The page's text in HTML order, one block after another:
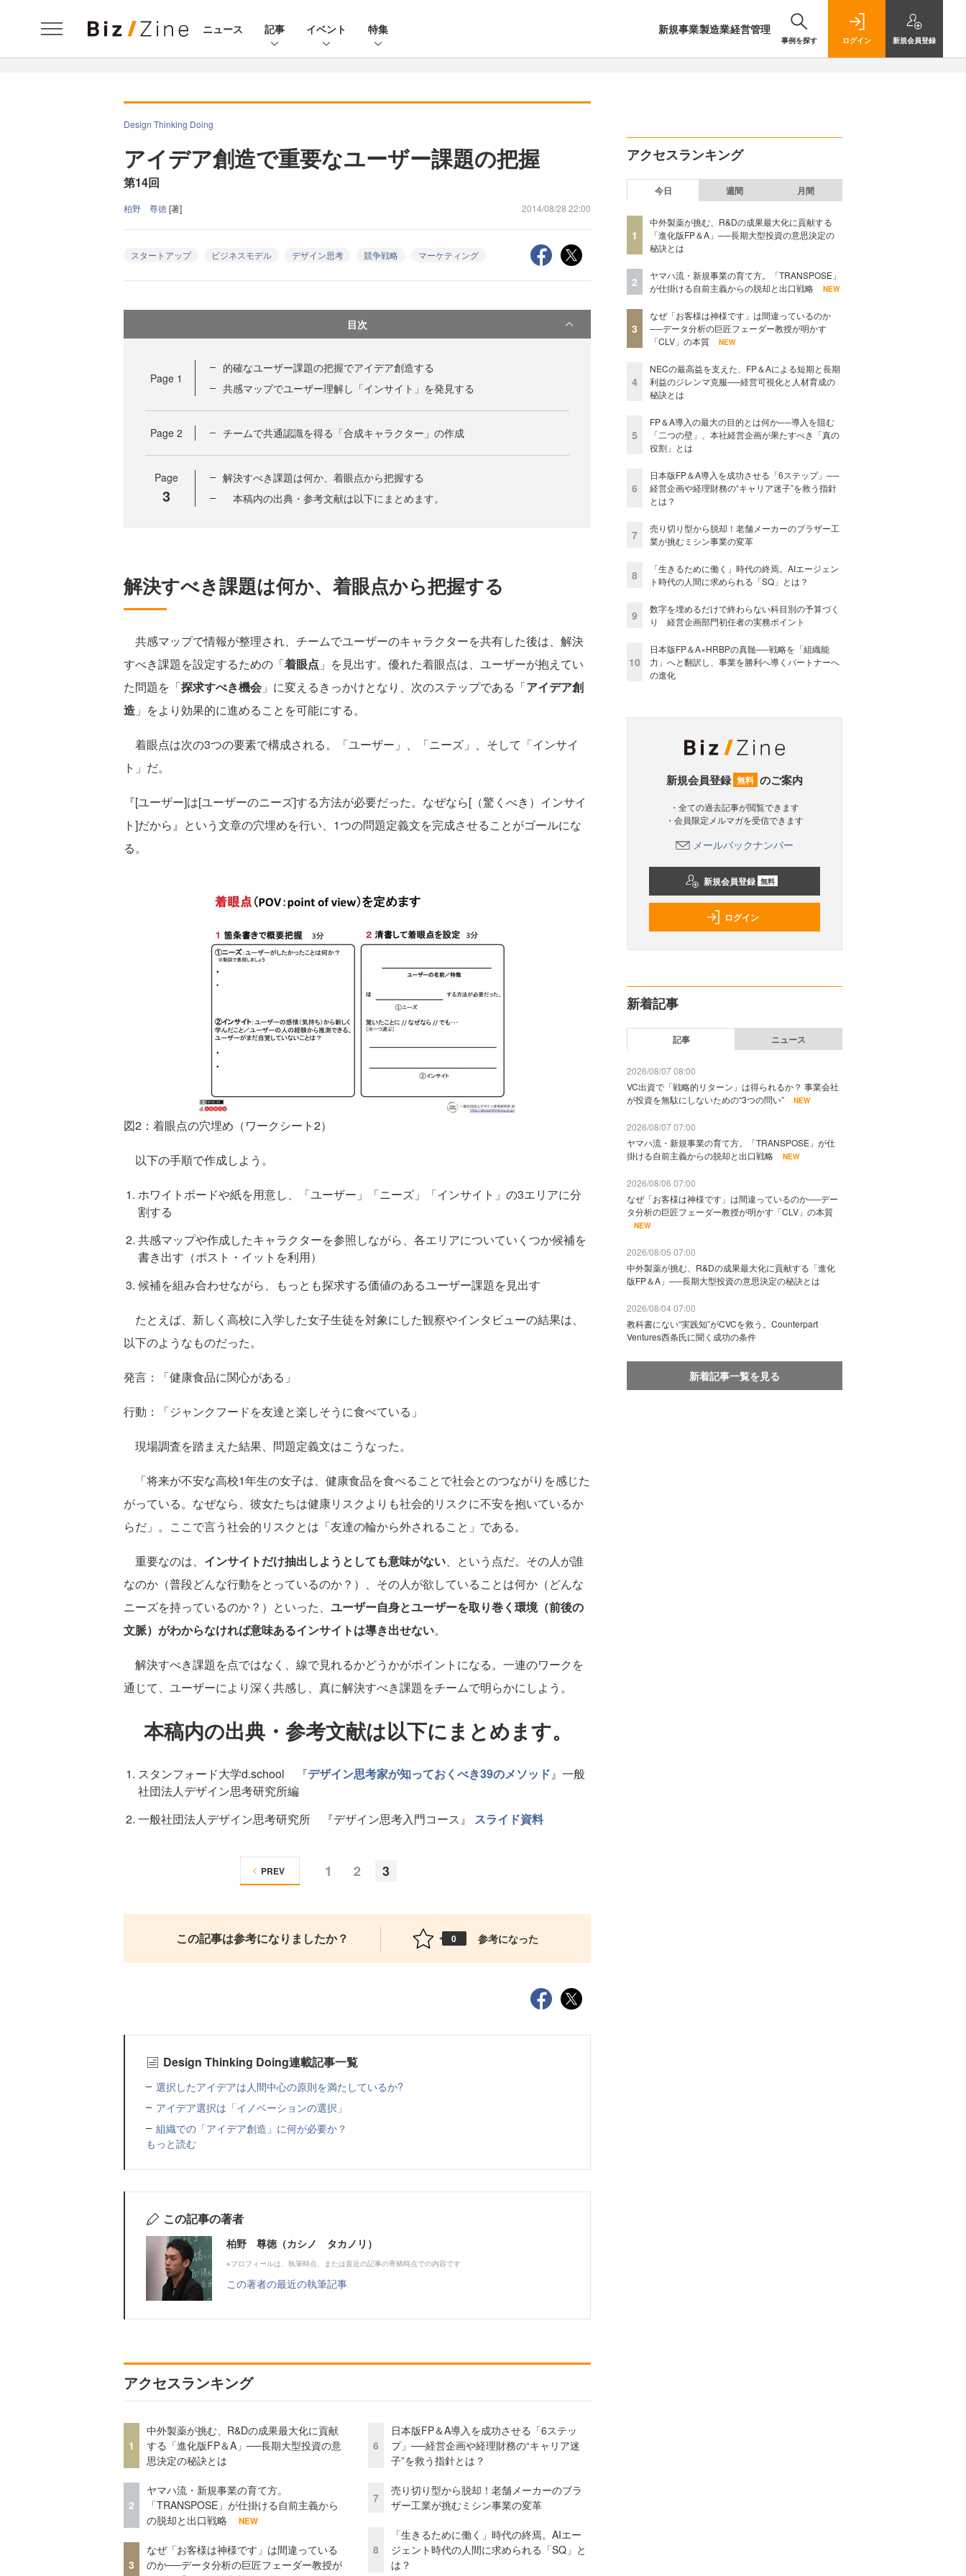
ニュース 記事 イベント 特集 新規事業製造業経営管理
事例を探す ログイン 新規会員登録
Design Thinking Doing
アイデア創造で重要なユーザー課題の把握
第14回
柏野 尊徳[著] 2014/08/28 22:00
スタートアップ ビジネスモデル デザイン思考 競争戦略 マーケティング
目次
Page 1
的確なユーザー課題の把握でアイデア創造する
共感マップでユーザー理解し「インサイト」を発見する
Page 2 チームで共通認識を得る「合成キャラクター」の作成
Page
3
解決すべき課題は何か、着眼点から把握する
本稿内の出典・参考文献は以下にまとめます。
解決すべき課題は何か、着眼点から把握する
共感マップで情報が整理され、チームでユーザーのキャラクターを共有した後は、解決
すべき課題を設定するための「着眼点 」を見出す。優れた着眼点は、ユーザーが抱えてい
た問題を「探求すべき機会 」に変えるきっかけとなり、次のステップである「アイデア創
造 」をより効果的に進めることを可能にする。
着眼点は次の3つの要素で構成される。「ユーザー」、「ニーズ」、そして「インサイ
ト」だ。
『[ユーザー]は[ユーザーのニーズ]する方法が必要だった。なぜなら[（驚くべき）インサイ
ト]だから』という文章の穴埋めを行い、1つの問題定義文を完成させることがゴールにな
る。
図2：着眼点の穴埋め（ワークシート2）
以下の手順で作成しよう。
ホワイトボードや紙を用意し、「ユーザー」「ニーズ」「インサイト」の3エリアに分
割する
共感マップや作成したキャラクターを参照しながら、各エリアについていくつか候補を
書き出す（ポスト・イットを利用）
候補を組み合わせながら、もっとも探求する価値のあるユーザー課題を見出す
たとえば、新しく高校に入学した女子生徒を対象にした観察やインタビューの結果は、
以下のようなものだった。
発言：「健康食品に関心がある」
行動：「ジャンクフードを友達と楽しそうに食べている」
現場調査を踏まえた結果、問題定義文はこうなった。
「将来が不安な高校1年生の女子は、健康食品を食べることで社会とのつながりを感じた
がっている。なぜなら、彼女たちは健康リスクよりも社会的リスクに不安を抱いているか
らだ」。ここで言う社会的リスクとは「友達の輪から外されること」である。
重要なのは、 インサイトだけ抽出しようとしても意味がない、という点だ。その人が誰
なのか（普段どんな行動をとっているのか？）、その人が欲していることは何か（どんな
ニーズを持っているのか？）といった、 ユーザー自身とユーザーを取り巻く環境（前後の
文脈）がわからなければ意味あるインサイトは導き出せない。
解決すべき課題を点ではなく、線で見れるかどうかがポイントになる。一連のワークを
通じて、ユーザーにより深く共感し、真に解決すべき課題をチームで明らかにしよう。
本稿内の出典・参考文献は以下にまとめます。
スタンフォード大学d.school 『デザイン思考家が知っておくべき39のメソッド』一般
社団法人デザイン思考研究所編
一般社団法人デザイン思考研究所 『デザイン思考入門コース』 スライド資料
1 2 3
PREV
この記事は参考になりましたか？ 0 参考になった
Design Thinking Doing連載記事一覧
選択したアイデアは人間中心の原則を満たしているか?
アイデア選択は「イノベーションの選択」
組織での「アイデア創造」に何が必要か？
もっと読む
この記事の著者
柏野 尊徳（カシノ タカノリ）
※プロフィールは、執筆時点、または直近の記事の寄稿時点での内容です
この著者の最近の執筆記事
アクセスランキング
1
中外製薬が挑む、R&Dの成果最大化に貢献
する「進化版FP＆A」──長期大型投資の意
思決定の秘訣とは
2
ヤマハ流・新規事業の育て方。
「TRANSPOSE」が仕掛ける自前主義から
の脱却と出口戦略
NEW
3
なぜ「お客様は神様です」は間違っている
のか──データ分析の巨匠フェーダー教授が
6
日本版FP＆A導入を成功させる「6ステッ
プ」──経営企画や経理財務の“キャリア迷
子”を救う指針とは？
7
売り切り型から脱却！老舗メーカーのブラ
ザー工業が挑むミシン事業の変革
8
「生きるために働く」時代の終焉。AIエー
ジェント時代の人間に求められる「SQ」と
は？
アクセスランキング
今日 週間 月間
1
中外製薬が挑む、R&Dの成果最大化に貢献する
「進化版FP＆A」──長期大型投資の意思決定の
秘訣とは
2
ヤマハ流・新規事業の育て方。「TRANSPOSE」
が仕掛ける自前主義からの脱却と出口戦略
NEW
3
なぜ「お客様は神様です」は間違っているのか
──データ分析の巨匠フェーダー教授が明かす
「CLV」の本質
NEW
4
NECの最高益を支えた、FP＆Aによる短期と長期
利益のジレンマ克服──経営可視化と人材育成の
秘訣とは
5
FP＆A導入の最大の目的とは何か──導入を阻む
「二つの壁」、本社経営企画が果たすべき「真の
役割」とは
6
日本版FP＆A導入を成功させる「6ステップ」──
経営企画や経理財務の“キャリア迷子”を救う指針
とは？
7
売り切り型から脱却！老舗メーカーのブラザー工
業が挑むミシン事業の変革
8
「生きるために働く」時代の終焉。AIエージェン
ト時代の人間に求められる「SQ」とは？
9
数字を埋めるだけで終わらない科目別の予算づく
り 経営企画部門初任者の実務ポイント
10
日本版FP＆A×HRBPの真髄──戦略を「組織能
力」へと翻訳し、事業を勝利へ導くパートナーへ
の進化
新規会員登録 無料 のご案内
・全ての過去記事が閲覧できます
・会員限定メルマガを受信できます
メールバックナンバー
新規会員登録 無料
ログイン
新着記事
記事 ニュース
2026/08/07 08:00
VC出資で「戦略的リターン」は得られるか？ 事業会社
が投資を無駄にしないための“3つの問い”
NEW
2026/08/07 07:00
ヤマハ流・新規事業の育て方。「TRANSPOSE」が仕
掛ける自前主義からの脱却と出口戦略
NEW
2026/08/06 07:00
なぜ「お客様は神様です」は間違っているのか──デー
タ分析の巨匠フェーダー教授が明かす「CLV」の本質
NEW
2026/08/05 07:00
中外製薬が挑む、R&Dの成果最大化に貢献する「進化
版FP＆A」──長期大型投資の意思決定の秘訣とは
2026/08/04 07:00
教科書にない“実践知”がCVCを救う。Counterpart
Ventures西条氏に聞く成功の条件
新着記事一覧を見る